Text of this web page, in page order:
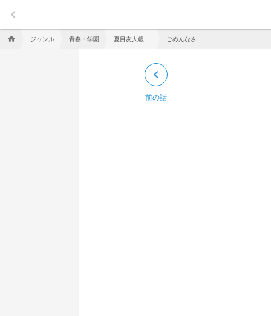
keyboard_arrow_left
home ジャンル 青春・学園
keyboard_arrow_left
前の話